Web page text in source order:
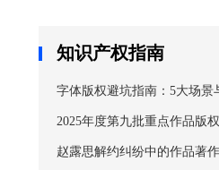
知识产权指南
字体版权避坑指南：5大场景
2025年度第九批重点作品版
赵露思解约纠纷中的作品著